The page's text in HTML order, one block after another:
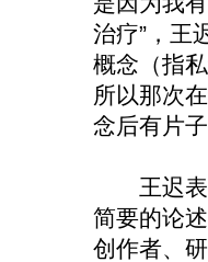
治疗”，王
概念（指
所以那次
念后有片子
王迟表示
简要的论
创作者、